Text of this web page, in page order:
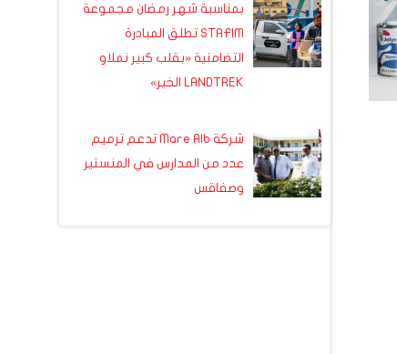
بمناسبة شهر رمضان مجموعة
STAFIM تطلق المبادرة
التضامنية «بقلب كبير نملاو
LANDTREK الخير»
شركة Mare Alb تدعم ترميم
عدد من المدارس في المنستير
وصفاقس